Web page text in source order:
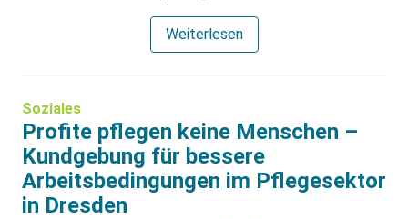
Weiterlesen
Soziales
Profite pflegen keine Menschen –
Kundgebung für bessere
Arbeitsbedingungen im Pflegesektor
in Dresden